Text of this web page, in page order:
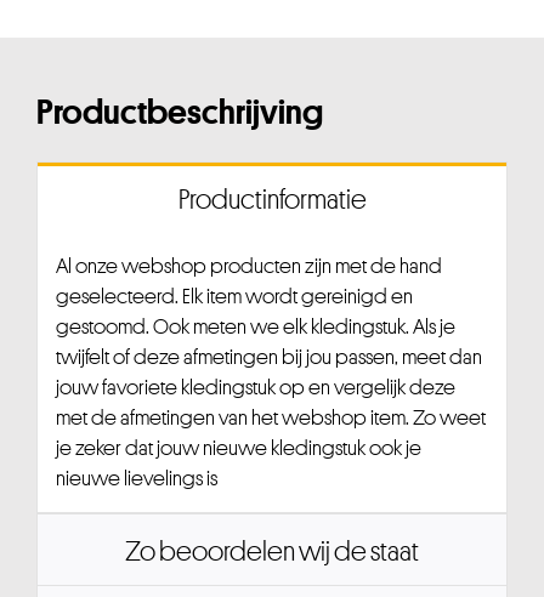
Productbeschrijving
Productinformatie
Al onze webshop producten zijn met de hand
geselecteerd. Elk item wordt gereinigd en
gestoomd. Ook meten we elk kledingstuk. Als je
twijfelt of deze afmetingen bij jou passen, meet dan
jouw favoriete kledingstuk op en vergelijk deze
met de afmetingen van het webshop item. Zo weet
je zeker dat jouw nieuwe kledingstuk ook je
nieuwe lievelings is
Zo beoordelen wij de staat